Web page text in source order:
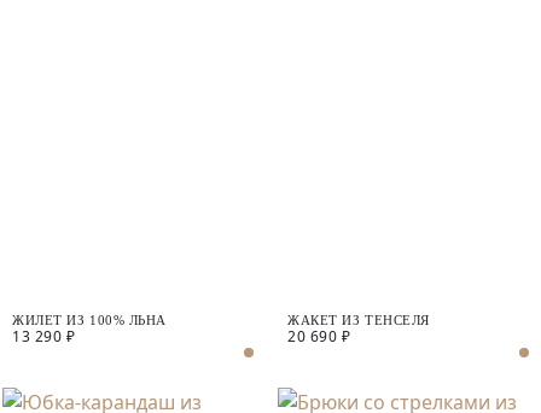
ЖИЛЕТ ИЗ 100% ЛЬНА
13 290 ₽
ЖАКЕТ ИЗ ТЕНСЕЛЯ
20 690 ₽